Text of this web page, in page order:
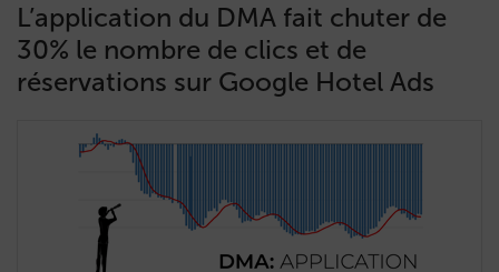
L’application du DMA fait chuter de
30% le nombre de clics et de
réservations sur Google Hotel Ads